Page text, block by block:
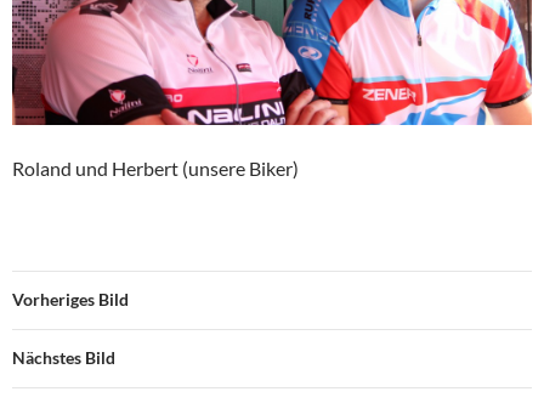
Roland und Herbert (unsere Biker)
Vorheriges Bild
Nächstes Bild